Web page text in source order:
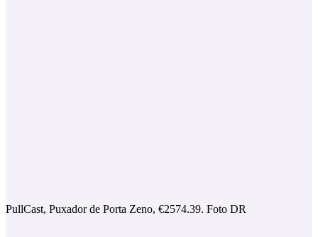
PullCast, Puxador de Porta Zeno, €2574.39. Foto DR